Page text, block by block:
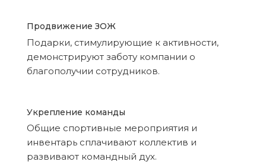
Продвижение ЗОЖ
Подарки, стимулирующие к активности,
демонстрируют заботу компании о
благополучии сотрудников.
Укрепление команды
Общие спортивные мероприятия и
инвентарь сплачивают коллектив и
развивают командный дух.